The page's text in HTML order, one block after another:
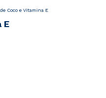
Coco e Vitamina E
E